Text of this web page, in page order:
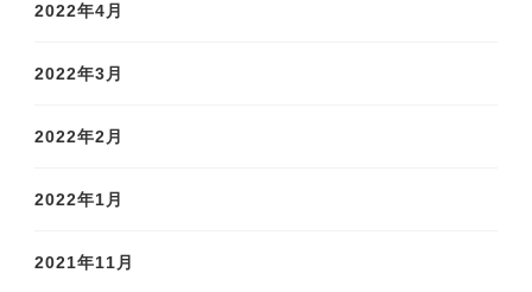
2022年4月
2022年3月
2022年2月
2022年1月
2021年11月